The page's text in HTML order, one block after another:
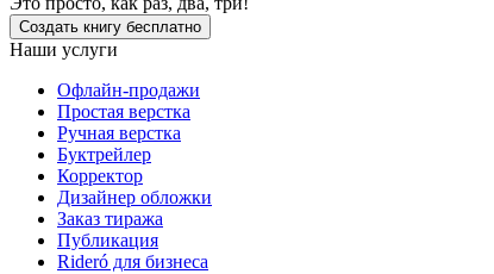
Создать книгу бесплатно
Наши услуги
Офлайн-продажи
Простая верстка
Ручная верстка
Буктрейлер
Корректор
Дизайнер обложки
Заказ тиража
Публикация
Rideró для бизнеса